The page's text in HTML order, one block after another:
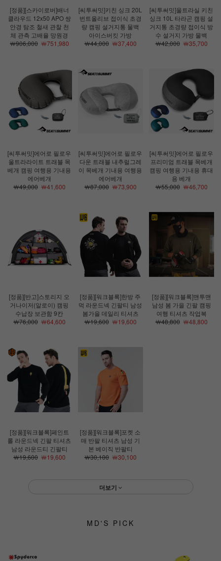
[정품][스카이로버]배너
클라우드 12x50 APO 쌍
안경 탐조 철새 관찰 천
체 관측 고배율 망원경
￦906,000￦751,980
[씨투써밋]키친 싱크 20L
번트올리브 접이식 초경
량 캠핑 설거지통 물백
아이스버킷 가방
￦44,000￦37,400
[씨투써밋]울트라실 키친
싱크 10L 타라곤 캠핑 설
거지통 초경량 접이식 방
수 설거지 가방 물백
￦42,000￦35,700
[씨투써밋]에어로 필로우
울트라라이트 트래블 목
베개 캠핑 여행용 기내용
에어베개
￦49,000￦41,600
[씨투써밋]에어로 필로우
다운 트래블 내추럴그레
이 목베개 기내용 여행용
에어베개
￦87,000￦73,900
[씨투써밋]에어로 필로우
프리미엄 트래블 목베개
캠핑 여행용 기내용 휴대
용 베개
￦55,000￦46,700
[정품][반고]스토리지 오
거나이저(알로이) 캠핑
수납장 보관함 9칸
￦76,000￦64,600
[정품][워크블록]한방 주
먹 라운드넥 긴팔티 남성
봄가을 데일리 티셔츠
￦19,600￦19,600
[정품][워크블록]맨투맨
남성 봄 가을 긴팔 캠핑
여행 티셔츠 작업복
￦48,800￦48,800
[정품][워크블록]페인트
롤 라운드넥 긴팔 티셔츠
남성 라운드티 긴팔티
￦19,600￦19,600
[정품][워크블록]포켓 소
매 반팔 티셔츠 남성 기
본 베이직 반팔티
￦30,100￦30,100
더보기
MD'S PICK